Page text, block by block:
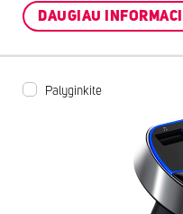
DAUGIAU
Palyginkite